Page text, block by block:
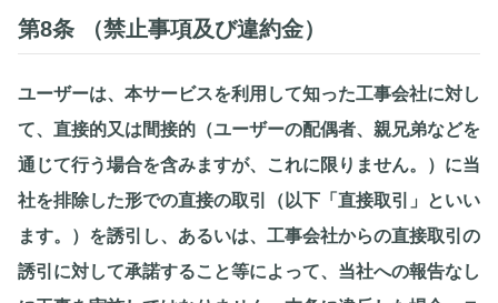
第8条 （禁止事項及び違約金）
ユーザーは、本サービスを利用して知った工事会社に対し
て、直接的又は間接的（ユーザーの配偶者、親兄弟などを
通じて行う場合を含みますが、これに限りません。）に当
社を排除した形での直接の取引（以下「直接取引」といい
ます。）を誘引し、あるいは、工事会社からの直接取引の
誘引に対して承諾すること等によって、当社への報告なし